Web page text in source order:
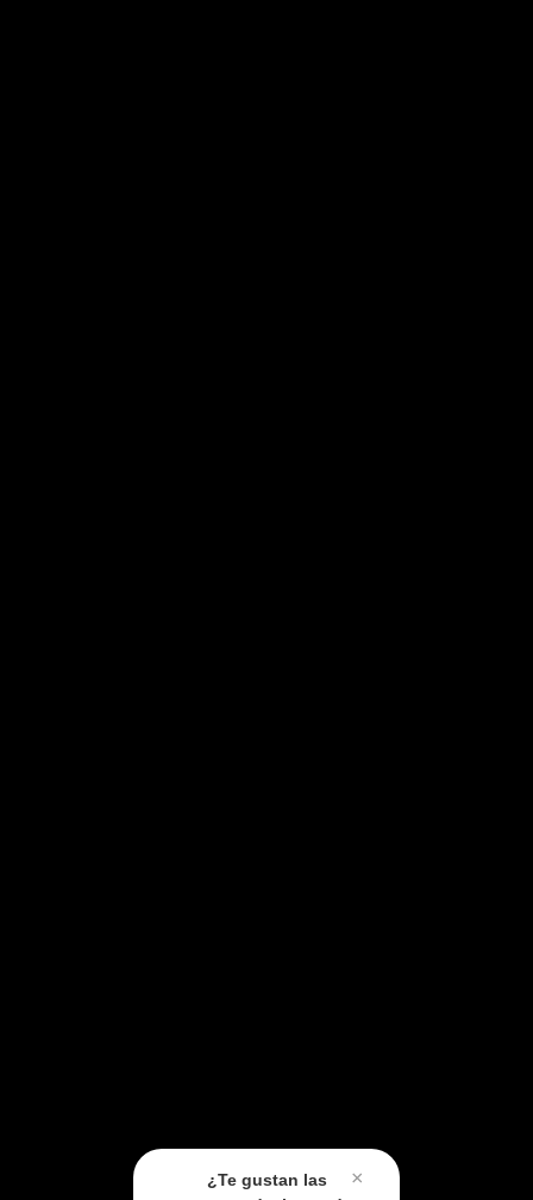
×
¿Te gustan las